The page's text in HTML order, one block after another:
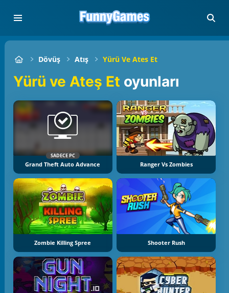
Dövüş Atış Yürü Ve Ates Et
Yürü ve Ateş Et oyunları
SADECE PC
Grand Theft Auto Advance Ranger Vs Zombies
Zombie Killing Spree Shooter Rush